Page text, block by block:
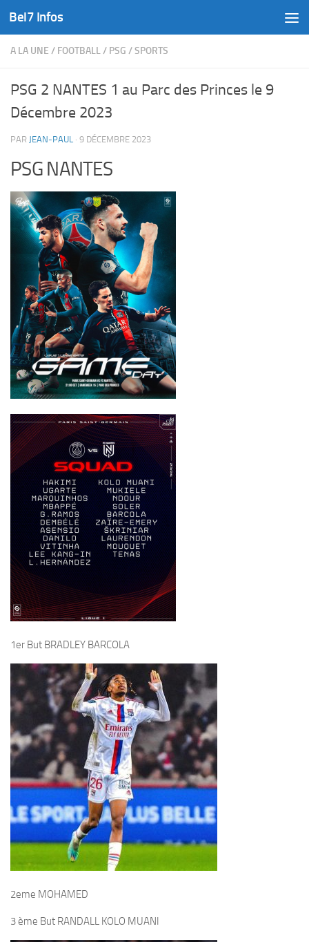
Skip to content
Bel7 Infos
A LA UNE / FOOTBALL/ PSG /SPORTS
PSG 2 NANTES 1 au Parc des Princes le 9
Décembre 2023
PAR JEAN-PAUL · 9 DÉCEMBRE 2023
PSG NANTES
1er But BRADLEY BARCOLA
2eme MOHAMED
3 ème But RANDALL KOLO MUANI